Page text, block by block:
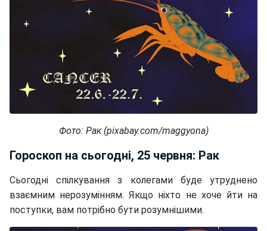
Фото: Рак (pixabay.com/maggyona)
Гороскоп на сьогодні, 25 червня: Рак
Сьогодні спілкування з колегами буде утруднено
взаємним нерозумінням. Якщо ніхто не хоче йти на
поступки, вам потрібно бути розумнішими.